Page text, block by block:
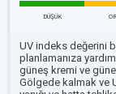
DÜŞÜK
UV indeks değerini
planlamanıza
güneş kremi ve
Gölgede kalmak ve